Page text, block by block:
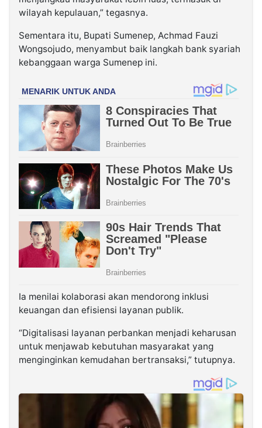
wilayah kepulauan,” tegasnya.
Sementara itu, Bupati Sumenep, Achmad Fauzi
Wongsojudo, menyambut baik langkah bank syariah
kebanggaan warga Sumenep ini.
Ia menilai kolaborasi akan mendorong inklusi
keuangan dan efisiensi layanan publik.
“Digitalisasi layanan perbankan menjadi keharusan
untuk menjawab kebutuhan masyarakat yang
menginginkan kemudahan bertransaksi,” tutupnya.